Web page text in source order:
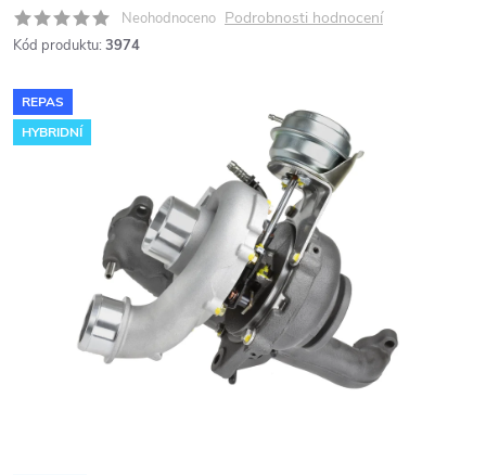
Neohodnoceno Podrobnosti hodnocení
Kód produktu: 3974
REPAS
HYBRIDNÍ